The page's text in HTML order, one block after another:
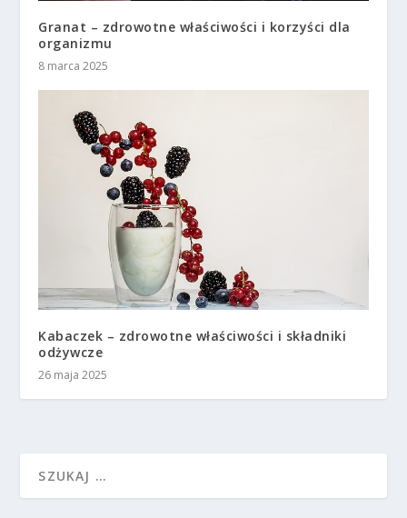
Granat – zdrowotne właściwości i korzyści dla
organizmu
8 marca 2025
Kabaczek – zdrowotne właściwości i składniki
odżywcze
26 maja 2025